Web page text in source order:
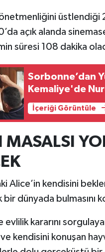
üstlendiği
açık alanda
süresi 108 dakika
Sorbonne’dan
Kemaliye'de
İçeriği Görüntüle
MASALSI
Alice’in kendisini
dünyada bulmasını
kararını
kendisini konuşan